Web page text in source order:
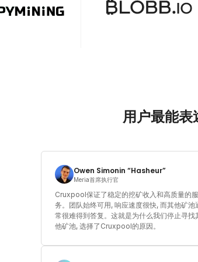
用户最能
Owen Simonin “Hasheur”
Meria首席执行官
Cruxpool保证了稳定的挖矿收入和高质量的服
务。团队始终可用, 响应速度很快, 而其他矿池
常很难得到答复。这就是为什么我们停止寻找
他矿池, 选择了Cruxpool的原因。